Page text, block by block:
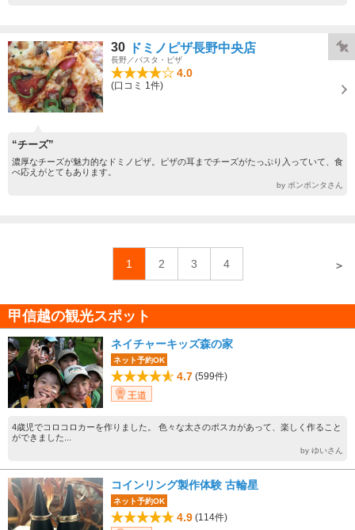
30 ドミノピザ長野中央店
長野／パスタ・ピザ
4.0
(口コミ 1件)
“チーズ”
濃厚なチーズが魅力的なドミノピザ。ピザの耳までチーズがたっぷり入っていて、食
べ応えがとてもあります。
by ポンポンタさん
1 2 3 4 ＞
甲信越の観光スポット
ネイチャーキッズ森の家
ネット予約OK
4.7 (599件)
王道
4歳児でコロコロカーを作りました。 色々な太さのポスカがあって、楽しく作ること
ができました...
by ゆいさん
コインリング製作体験 古輪星
ネット予約OK
4.9 (114件)